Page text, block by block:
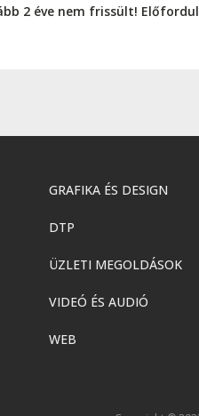
2 éve nem frissült!
GRAFIKA ÉS DESIGN
DTP
ÜZLETI MEGOLDÁSOK
VIDEÓ ÉS AUDIÓ
WEB